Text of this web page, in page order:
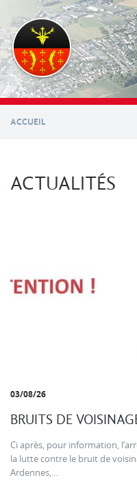
contenu
principal
ACCUEIL
ACTUALITÉS
03/08/26
BRUITS DE
Ci après, pour information,
la lutte contre le bruit de
Ardennes,...